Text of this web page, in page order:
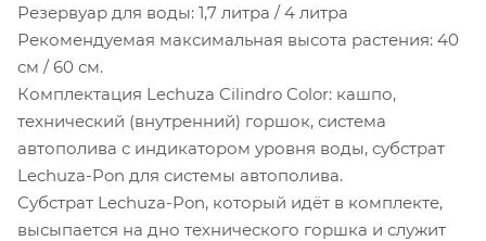
Резервуар для воды: 1,7 литра / 4 литра
Рекомендуемая максимальная высота растения: 40
см / 60 см.
Комплектация Lechuza Cilindro Color: кашпо,
технический (внутренний) горшок, система
автополива с индикатором уровня воды, субстрат
Lechuza-Pon для системы автополива.
Субстрат Lechuza-Pon, который идёт в комплекте,
высыпается на дно технического горшка и служит